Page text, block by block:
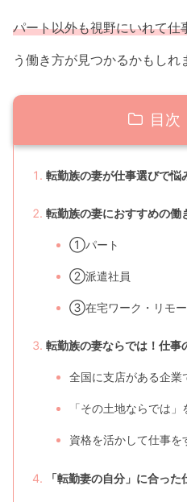
パート以外も視野にいれて仕
う働き方が見つかるかもしれ
目次
転勤族の妻が仕事選びで悩
転勤族の妻におすすめの働
①パート
②派遣社員
③在宅ワーク・リモー
転勤族の妻ならでは！仕事
全国に支店がある企業
「その土地ならでは
資格を活かして仕事を
「転勤妻の自分」に合った